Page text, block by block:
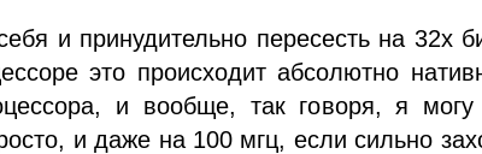
и принудительно пересесть на 32х
это происходит абсолютно
и вообще, так говоря, я
и даже на 100 мгц, если сильно